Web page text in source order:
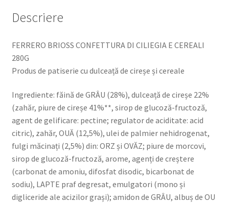
Descriere
FERRERO BRIOSS CONFETTURA DI CILIEGIA E CEREALI
280G
Produs de patiserie cu dulceață de cireșe și cereale
Ingrediente: făină de GRÂU (28%), dulceață de cireșe 22%
(zahăr, piure de cireșe 41%**, sirop de glucoză-fructoză,
agent de gelificare: pectine; regulator de aciditate: acid
citric), zahăr, OUĂ (12,5%), ulei de palmier nehidrogenat,
fulgi măcinați (2,5%) din: ORZ și OVĂZ; piure de morcovi,
sirop de glucoză-fructoză, arome, agenți de creștere
(carbonat de amoniu, difosfat disodic, bicarbonat de
sodiu), LAPTE praf degresat, emulgatori (mono și
digliceride ale acizilor grași); amidon de GRÂU, albuș de OU